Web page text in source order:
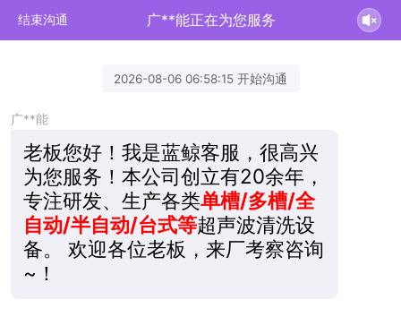
结束沟通 广**能正在为您服务
2026-08-06 06:58:15 开始沟通
广**能
老板您好！我是蓝鲸客服，很高兴
为您服务！本公司创立有20余年，
专注研发、生产各类单槽/多槽/全
自动/半自动/台式等超声波清洗设
备。 欢迎各位老板，来厂考察咨询
~！